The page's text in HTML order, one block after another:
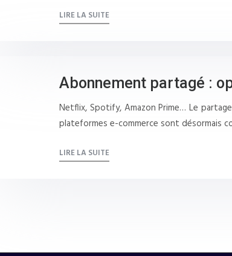
LIRE LA SUITE
Abonnement partagé :
Netflix, Spotify, Amazon Prime… Le
plateformes e-commerce sont désormais
LIRE LA SUITE